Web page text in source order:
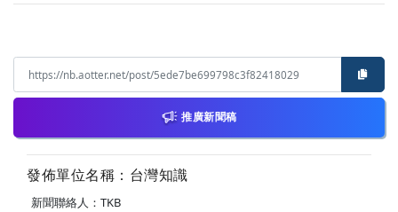
推廣新聞稿
發佈單位名稱：台灣知識
新聞聯絡人：TKB